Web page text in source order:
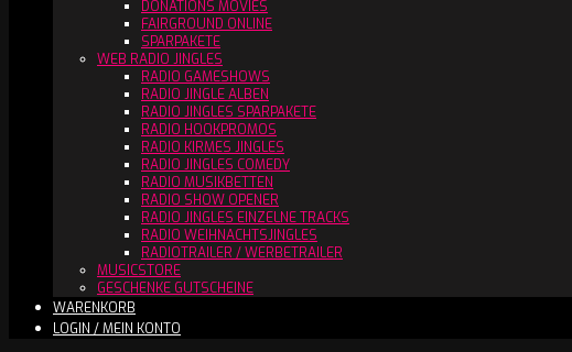
DONATIONS MOVIES
FAIRGROUND ONLINE
SPARPAKETE
WEB RADIO JINGLES
RADIO GAMESHOWS
RADIO JINGLE ALBEN
RADIO JINGLES SPARPAKETE
RADIO HOOKPROMOS
RADIO KIRMES JINGLES
RADIO JINGLES COMEDY
RADIO MUSIKBETTEN
RADIO SHOW OPENER
RADIO JINGLES EINZELNE TRACKS
RADIO WEIHNACHTSJINGLES
RADIOTRAILER / WERBETRAILER
MUSICSTORE
GESCHENKE GUTSCHEINE
WARENKORB
LOGIN / MEIN KONTO